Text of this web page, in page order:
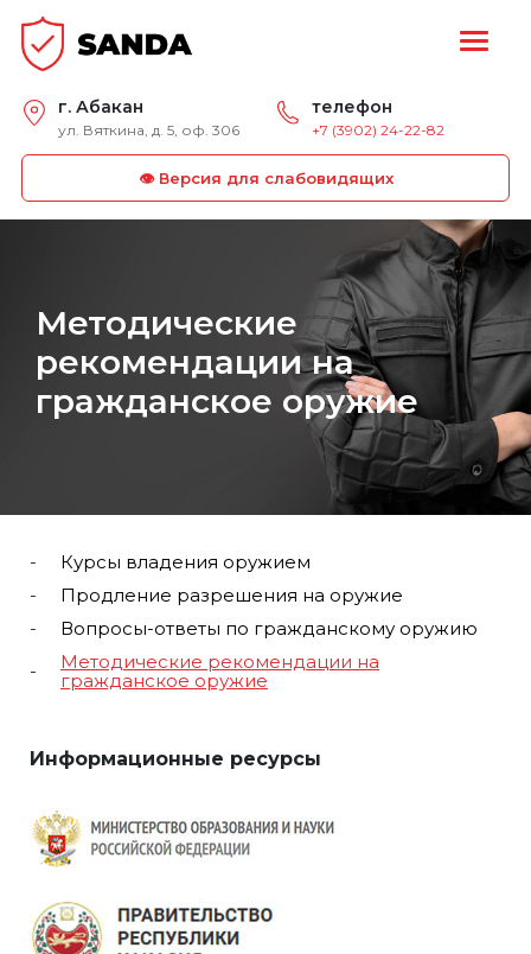
г. Абакан
ул. Вяткина, д. 5, оф. 306
телефон
+7 (3902) 24-22-82
👁 Версия для слабовидящих
Методические
рекомендации на
гражданское оружие
Курсы владения оружием
Продление разрешения на оружие
Вопросы-ответы по гражданскому оружию
Методические рекомендации на
гражданское оружие
Информационные ресурсы